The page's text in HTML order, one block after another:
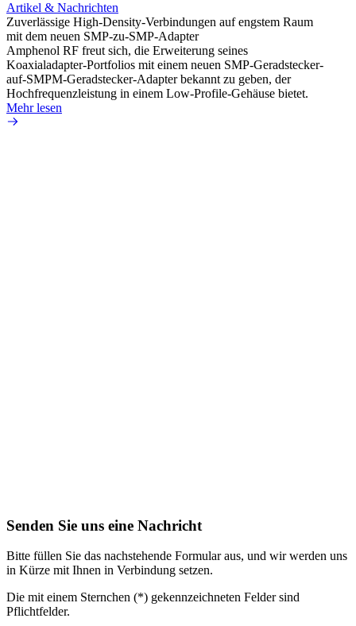
Artikel & Nachrichten
Zuverlässige High-Density-Verbindungen auf engstem Raum
mit dem neuen SMP-zu-SMP-Adapter
Amphenol RF freut sich, die Erweiterung seines
Koaxialadapter-Portfolios mit einem neuen SMP-Geradstecker-
auf-SMPM-Geradstecker-Adapter bekannt zu geben, der
Hochfrequenzleistung in einem Low-Profile-Gehäuse bietet.
Mehr lesen
Senden Sie uns eine Nachricht
Bitte füllen Sie das nachstehende Formular aus, und wir werden uns
in Kürze mit Ihnen in Verbindung setzen.
Die mit einem Sternchen (*) gekennzeichneten Felder sind
Pflichtfelder.